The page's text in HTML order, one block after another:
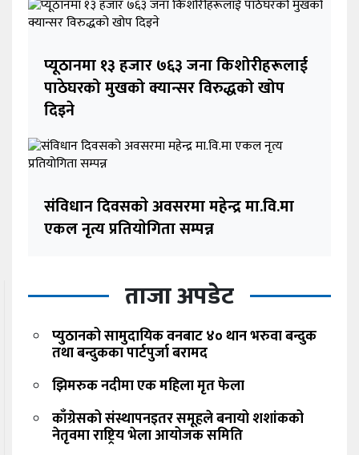
प्यूठानमा १३ हजार ७६३ जना किशोरीहरूलाई
पाठेघरको मुखको क्यान्सर विरुद्धको खोप
दिइने
संविधान दिवसकाे अवसरमा महेन्द्र मा.वि.मा
एकल नृत्य प्रतियाेगिता सम्पन्न
ताजा अपडेट
प्युठानको सामुदायिक वनबाट ४० थान भरुवा बन्दुक
तथा बन्दुकका पार्टपुर्जा बरामद
झिमरुक नदीमा एक महिला मृत फेला
काँग्रेसको संस्थापनइतर समूहले बनायो शशांकको
नेतृवमा राष्ट्रिय भेला आयोजक समिति